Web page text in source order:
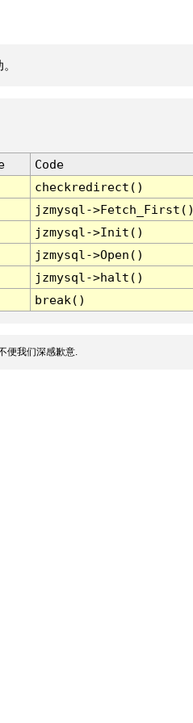
Code
checkredirect()
jzmysql-
jzmysql->Init()
jzmysql->Open()
jzmysql->halt()
break()
便我们深感歉意.